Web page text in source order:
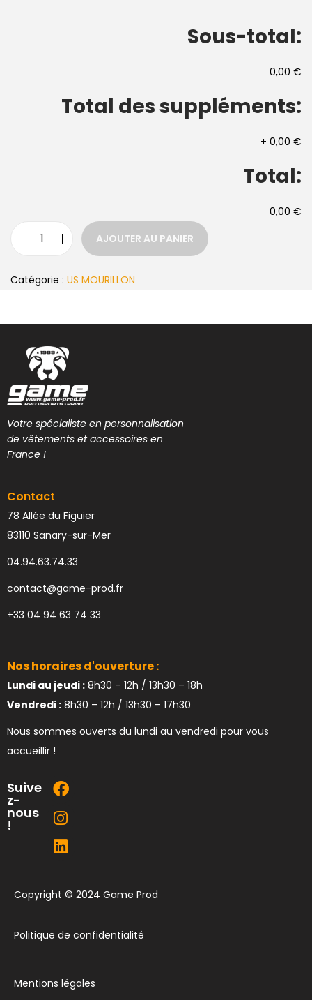
Sous-total:
0,00 €
Total des suppléments:
+ 0,00 €
Total:
0,00 €
AJOUTER AU PANIER
Catégorie : US MOURILLON
Votre spécialiste en personnalisation
de vêtements et accessoires en
France !
Contact
78 Allée du Figuier
83110 Sanary-sur-Mer
04.94.63.74.33
contact@game-prod.fr
+33 04 94 63 74 33
Nos horaires d'ouverture :
Lundi au jeudi : 8h30 – 12h / 13h30 – 18h
Vendredi : 8h30 – 12h / 13h30 – 17h30
Nous sommes ouverts du lundi au vendredi pour vous
accueillir !
Suive
z-
nous
!
Copyright © 2024 Game Prod
Politique de confidentialité
Mentions légales